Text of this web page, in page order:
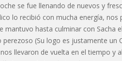
se fue llenando de nuevos y
lo recibió con mucha energía,
mantuvo hasta culminar con Sacha
perezoso (Su logo es justamente
llevaron de vuelta en el tiempo y